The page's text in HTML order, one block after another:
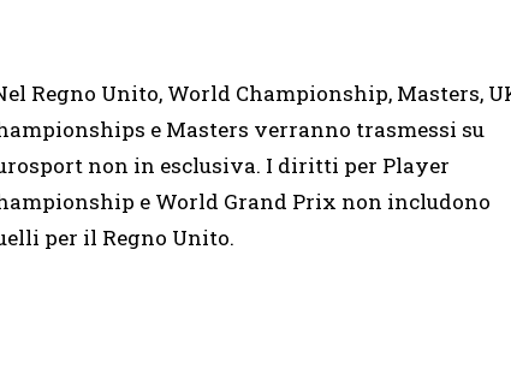
Regno Unito, World Championship, Masters,
e Masters verranno trasmessi su
non in esclusiva. I diritti per Player
e World Grand Prix non includono
per il Regno Unito.